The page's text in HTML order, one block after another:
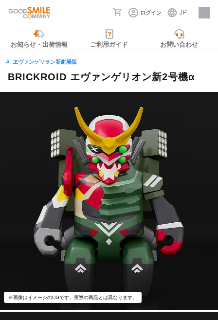
ログイン JP
採用情報
お知らせ・出荷情報 ご利用ガイド お問い合わせ
ヱヴァンゲリヲン新劇場版
BRICKROID エヴァンゲリオン新2号機α
※画像はイメージのCGです。実際の商品とは異なります。